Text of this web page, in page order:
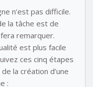
n’est pas difficile.
la tâche est de
remarquer.
est plus facile
ces cinq étapes
la création d’une
: